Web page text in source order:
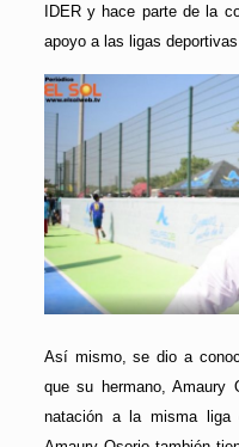
IDER y hace parte de la
apoyo a las ligas
Así mismo, se dio a
que su hermano, Amaury
natación a la misma